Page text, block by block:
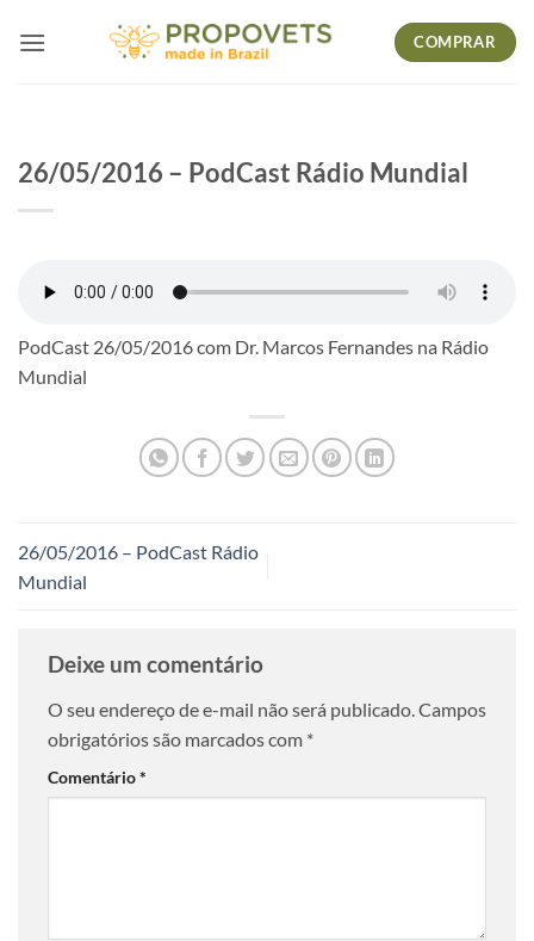
COMPRAR
26/05/2016 – PodCast Rádio Mundial
PodCast 26/05/2016 com Dr. Marcos Fernandes na Rádio
Mundial
26/05/2016 – PodCast Rádio
Mundial
Deixe um comentário
O seu endereço de e-mail não será publicado. Campos
obrigatórios são marcados com *
Comentário*